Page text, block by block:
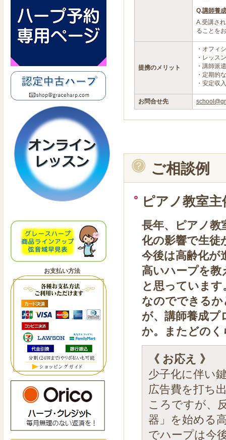
お支払い方法
Q.講師養
A.受講さ
ることを
提携のメリット
・オフィ
・レッス
・講師派
・定期的
・安定収入
お問合せ先
ご相談例
ピアノ教室主
長年、ピアノ教
化の影響で生徒
今後は高齢化が
高いハープを
と思っていま
なのでできる
が、講師養成
か。またどの
《 お応え 》
少子化に伴い
広告費を打ち
ころですが、
器」を始める
でハープは今